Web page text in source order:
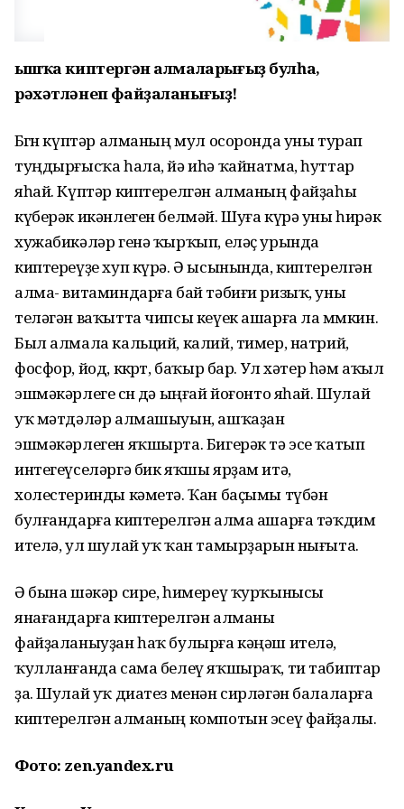
Ҡышҡа киптергән алмаларығыҙ булһа,
рәхәтләнеп файҙаланығыҙ!
Бөгөн күптәр алманың мул осоронда уны турап
туңдырғысҡа һала, йә иһә ҡайнатма, һуттар
яһай. Күптәр киптерелгән алманың файҙаһы
күберәк икәнлеген белмәй. Шуға күрә уны һирәк
хужабикәләр генә ҡырҡып, еләҫ урында
киптереүҙе хуп күрә. Ә ысынында, киптерелгән
алма- витаминдарға бай тәбиғи ризыҡ, уны
теләгән ваҡытта чипсы кеүек ашарға ла мөмкин.
Был алмала кальций, калий, тимер, натрий,
фосфор, йод, көкөрт, баҡыр бар. Ул хәтер һәм аҡыл
эшмәкәрлеге өсөн дә ыңғай йоғонто яһай. Шулай
уҡ мәтдәләр алмашыуын, ашҡаҙан
эшмәкәрлеген яҡшырта. Бигерәк тә эсе ҡатып
интегеүселәргә бик яҡшы ярҙам итә,
холестеринды кәметә. Ҡан баҫымы түбән
булғандарға киптерелгән алма ашарға тәҡдим
ителә, ул шулай уҡ ҡан тамырҙарын нығыта.
Ә бына шәкәр сире, һимереү ҡурҡынысы
янағандарға киптерелгән алманы
файҙаланыуҙан һаҡ булырға кәңәш ителә,
ҡулланғанда сама белеү яҡшыраҡ, ти табиптар
ҙа. Шулай уҡ диатез менән сирләгән балаларға
киптерелгән алманың компотын эсеү файҙалы.
Фото: zen.yandex.ru